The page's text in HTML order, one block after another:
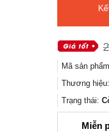
Mã sản
Thương hiệu:
Trạng thái:
Miễn